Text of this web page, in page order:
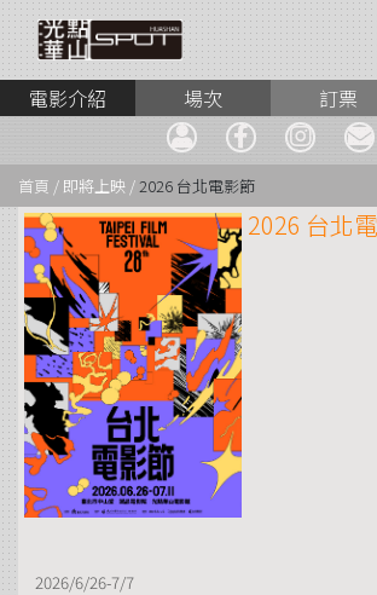
電影介紹 場次 訂票
首頁 / 即將上映 /2026 台北電影節
2026 台北
2026/6/26-7/7